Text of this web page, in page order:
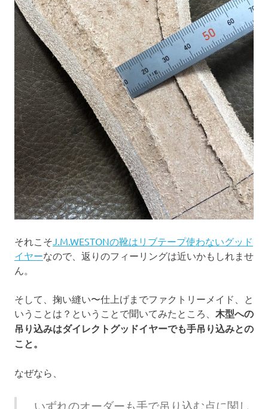
それこそJ.M.WESTONの靴はリブテープ使わないグッド
イヤーなので、返りのフィーリングは近いかもしれませ
ん。
そして、掬い縫い〜仕上げまでファクトリーメイド、と
いうことは？ということで聞いてみたところ、 木型への
吊り込みはダイレクトグッドイヤーでも手吊り込みとの
こと。
なぜなら、
いずれのオーダーも手で吊り込む点に関し